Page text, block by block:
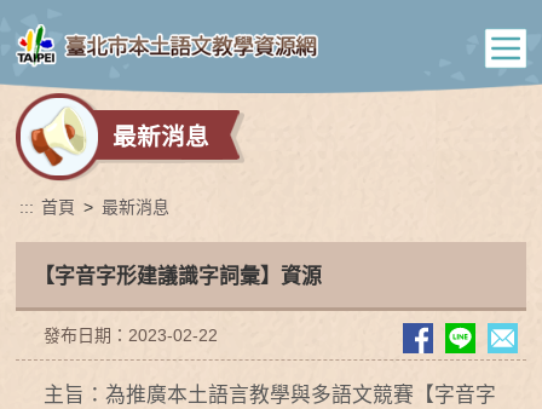
最新消息
::: 首頁 > 最新消息
【字音字形建議識字詞彙】資源
發布日期：2023-02-22
主旨：為推廣本土語言教學與多語文競賽【字音字